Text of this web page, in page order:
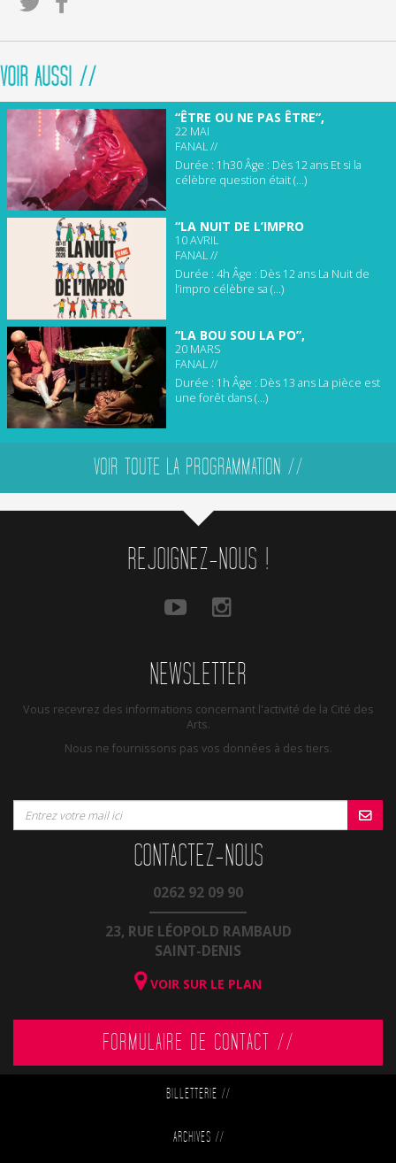
VOIR AUSSI //
“ÊTRE OU NE PAS ÊTRE”,
22 MAI
FANAL //
Durée : 1h30 Âge : Dès 12 ans Et si la
célèbre question était (...)
“LA NUIT DE L’IMPRO
10 AVRIL
FANAL //
Durée : 4h Âge : Dès 12 ans La Nuit de
l’impro célèbre sa (...)
“LA BOU SOU LA PO”,
20 MARS
FANAL //
Durée : 1h Âge : Dès 13 ans La pièce est
une forêt dans (...)
VOIR TOUTE LA PROGRAMMATION //
REJOIGNEZ-NOUS !
NEWSLETTER
Vous recevrez des informations concernant l'activité de la Cité des
Arts.
Nous ne fournissons pas vos données à des tiers.
CONTACTEZ-NOUS
0262 92 09 90
23, RUE LÉOPOLD RAMBAUD
SAINT-DENIS
VOIR SUR LE PLAN
FORMULAIRE DE CONTACT //
BILLETTERIE //
ARCHIVES //